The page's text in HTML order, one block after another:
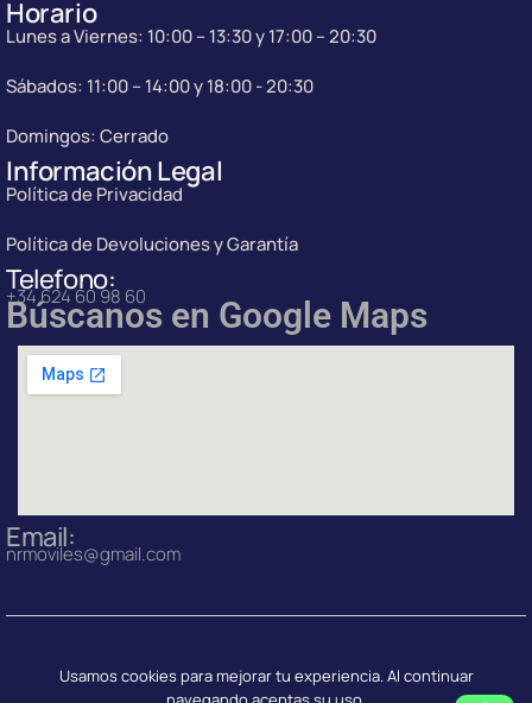
Horario
Lunes a Viernes: 10:00 – 13:30 y 17:00 – 20:30
Sábados: 11:00 – 14:00 y 18:00 - 20:30
Domingos: Cerrado
Información Legal
Política de Privacidad
Política de Devoluciones y Garantía
Telefono:
+34 624 60 98 60
Búscanos en Google Maps
Email:
nrmoviles@gmail.com
Usamos cookies para mejorar tu experiencia. Al continuar